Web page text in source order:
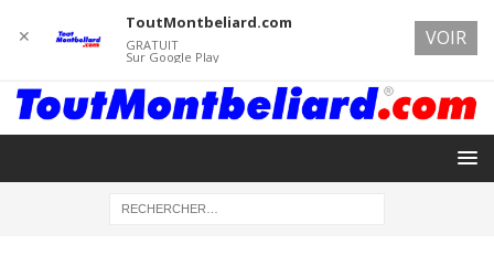
✕
ToutMontbeliard.com
GRATUIT
Sur Google Play
VOIR